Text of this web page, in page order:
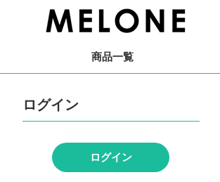
商品一覧
ログイン
ログイン